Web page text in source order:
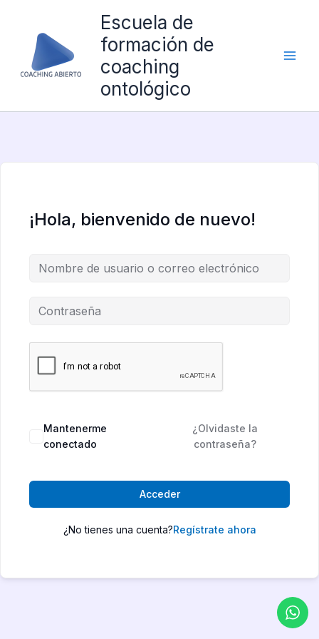
contenido
Escuela de
formación de
coaching
ontológico
¡Hola, bienvenido de nuevo!
Mantenerme
conectado
¿Olvidaste la
contraseña?
Acceder
¿No tienes una cuenta?Regístrate ahora